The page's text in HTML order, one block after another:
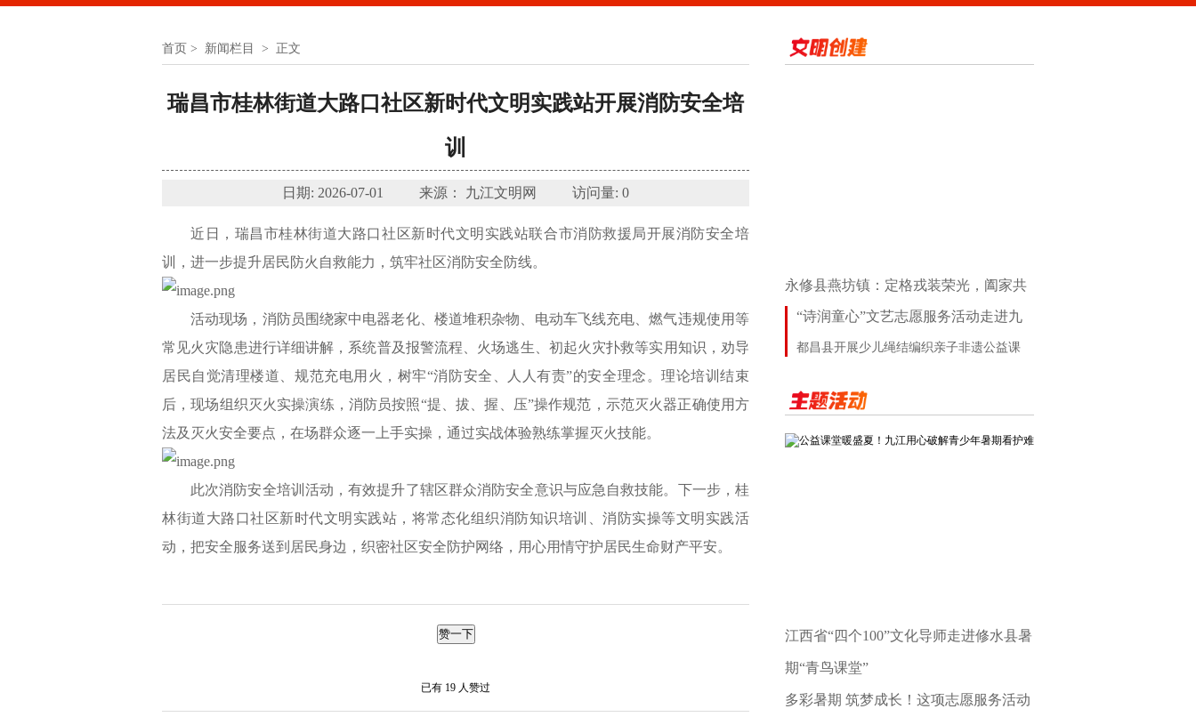
首页 > 新闻栏目 > 正文
瑞昌市桂林街道大路口社区新时代文明实践站开展消防安全培
训
日期: 2026-07-01 来源： 九江文明网 访问量: 0
近日，瑞昌市桂林街道大路口社区新时代文明实践站联合市消防救援局开展消防安全培
训，进一步提升居民防火自救能力，筑牢社区消防安全防线。
活动现场，消防员围绕家中电器老化、楼道堆积杂物、电动车飞线充电、燃气违规使用等
常见火灾隐患进行详细讲解，系统普及报警流程、火场逃生、初起火灾扑救等实用知识，劝导
居民自觉清理楼道、规范充电用火，树牢“消防安全、人人有责”的安全理念。理论培训结束
后，现场组织灭火实操演练，消防员按照“提、拔、握、压”操作规范，示范灭火器正确使用方
法及灭火安全要点，在场群众逐一上手实操，通过实战体验熟练掌握灭火技能。
此次消防安全培训活动，有效提升了辖区群众消防安全意识与应急自救技能。下一步，桂
林街道大路口社区新时代文明实践站，将常态化组织消防知识培训、消防实操等文明实践活
动，把安全服务送到居民身边，织密社区安全防护网络，用心用情守护居民生命财产平安。
赞一下
已有 19 人赞过
永修县燕坊镇：定格戎装荣光，阖家共
忆初心
“诗润童心”文艺志愿服务活动走进九
江市
都昌县开展少儿绳结编织亲子非遗公益课
题
江西省“四个100”文化导师走进修水县暑
期“青鸟课堂”
多彩暑期 筑梦成长！这项志愿服务活动